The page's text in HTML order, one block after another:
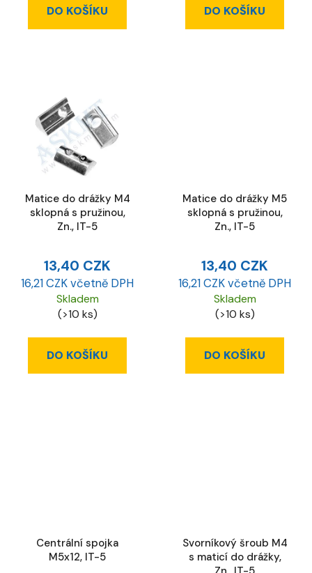
DO KOŠÍKU DO KOŠÍKU
Matice do drážky M4
sklopná s pružinou,
Zn., IT-5
13,40 CZK
16,21 CZK včetně DPH
Skladem
(>10 ks)
DO KOŠÍKU
Matice do drážky M5
sklopná s pružinou,
Zn., IT-5
13,40 CZK
16,21 CZK včetně DPH
Skladem
(>10 ks)
DO KOŠÍKU
Centrální spojka
M5x12, IT-5
Svorníkový šroub M4
s maticí do drážky,